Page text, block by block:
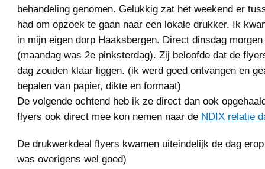
behandeling genomen. Gelukkig zat het weekend er
had om opzoek te gaan naar een lokale drukker. Ik
in mijn eigen dorp Haaksbergen. Direct dinsdag
(maandag was 2e pinksterdag). Zij beloofde dat de
dag zouden klaar liggen. (ik werd goed ontvangen en
bepalen van papier, dikte en formaat)
De volgende ochtend heb ik ze direct dan ook
flyers ook direct mee kon nemen naar de NDIX relatie
De drukwerkdeal flyers kwamen uiteindelijk de dag
was overigens wel goed)